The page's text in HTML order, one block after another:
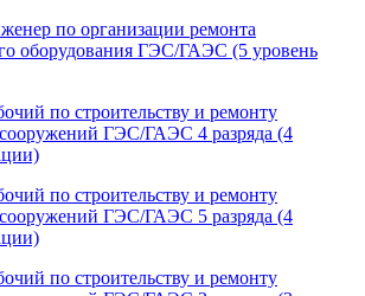
по организации ремонта
оборудования ГЭС/ГАЭС (5 уровень
по строительству и ремонту
ГЭС/ГАЭС 4 разряда (4
по строительству и ремонту
ГЭС/ГАЭС 5 разряда (4
по строительству и ремонту